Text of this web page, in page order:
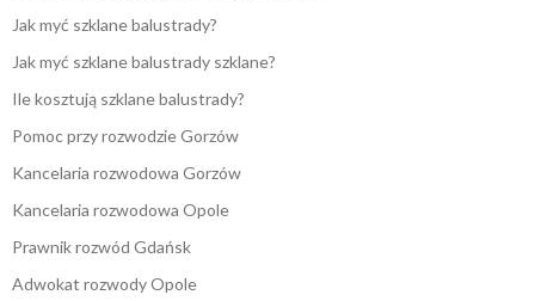
Jak myć szklane balustrady?
Jak myć szklane balustrady szklane?
Ile kosztują szklane balustrady?
Pomoc przy rozwodzie Gorzów
Kancelaria rozwodowa Gorzów
Kancelaria rozwodowa Opole
Prawnik rozwód Gdańsk
Adwokat rozwody Opole